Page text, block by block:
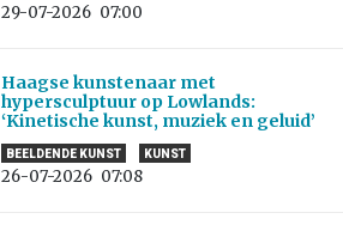
29-07-2026 07:00
Haagse kunstenaar met
hypersculptuur op Lowlands:
‘Kinetische kunst, muziek en geluid’
BEELDENDE KUNST KUNST
26-07-2026 07:08